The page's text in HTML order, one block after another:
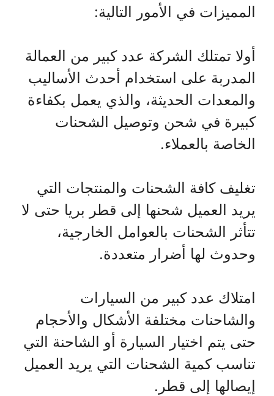
المميزات في الأمور التالية:
أولا تمتلك الشركة عدد كبير من العمالة
المدربة على استخدام أحدث الأساليب
والمعدات الحديثة، والذي يعمل بكفاءة
كبيرة في شحن وتوصيل الشحنات
الخاصة بالعملاء.
تغليف كافة الشحنات والمنتجات التي
يريد العميل شحنها إلى قطر بريا حتى لا
تتأثر الشحنات بالعوامل الخارجية،
وحدوث لها أضرار متعددة.
امتلاك عدد كبير من السيارات
والشاحنات مختلفة الأشكال والأحجام
حتى يتم اختيار السيارة أو الشاحنة التي
تناسب كمية الشحنات التي يريد العميل
إيصالها إلى قطر.